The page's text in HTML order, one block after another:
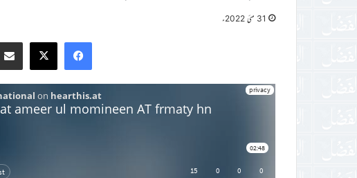
31 مئی 2022ء
Facebook
X